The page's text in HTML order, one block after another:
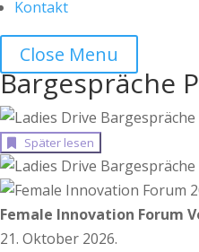
Kontakt
Close Menu
Bargespräche
Später lesen
Female Innovation Forum
21. Oktober 2026.